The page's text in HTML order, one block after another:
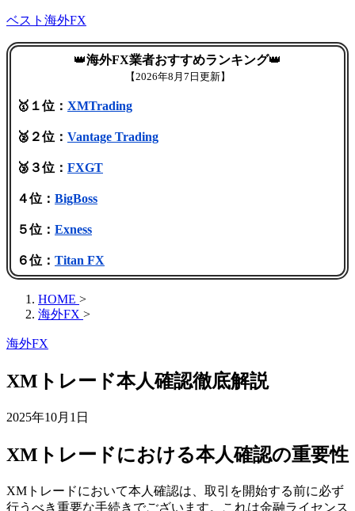
ベスト海外FX
👑海外FX業者おすすめランキング👑
【2026年8月7日更新】
🥇１位： XMTrading
🥈２位： Vantage Trading
🥉３位： FXGT
４位： BigBoss
５位： Exness
６位： Titan FX
HOME >
海外FX >
海外FX
XMトレード本人確認徹底解説
2025年10月1日
XMトレードにおける本人確認の重要性
XMトレードにおいて本人確認は、取引を開始する前に必ず
行うべき重要な手続きでございます。これは金融ライセンス